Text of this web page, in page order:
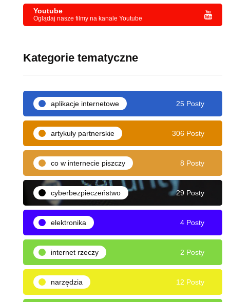
Youtube
Oglądaj nasze filmy na kanale Youtube
Kategorie tematyczne
aplikacje internetowe 25 Posty
artykuły partnerskie 306 Posty
co w internecie piszczy 8 Posty
cyberbezpieczeństwo 29 Posty
elektronika 4 Posty
internet rzeczy 2 Posty
narzędzia 12 Posty